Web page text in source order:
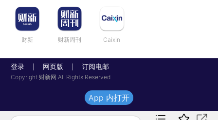
财新 财新周刊 Caixin
登录 网页版 订阅电邮
Copyright 财新网 All Rights Reserved
App 内打开